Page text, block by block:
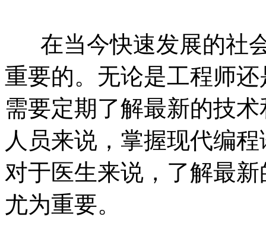
在当今快速发展的社
重要的。无论是工程师
需要定期了解最新的技
人员来说，掌握现代编
对于医生来说，了解最
尤为重要。